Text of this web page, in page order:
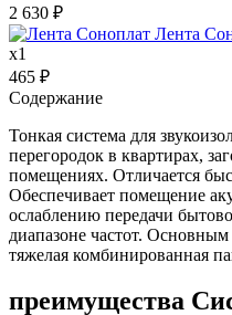
2 630 ₽
Лента
x1
465 ₽
Содержание
Тонкая система для
перегородок в квартирах,
помещениях. Отличается
Обеспечивает помещение
ослаблению передачи
диапазоне частот.
тяжелая комбинированная
преимущества